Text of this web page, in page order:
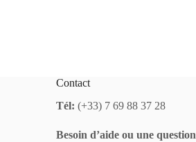
Contact
Tél: (+33) 7 69 88 37 28
Besoin d’aide ou une question